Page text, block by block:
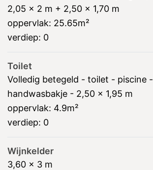
2,05 x 2 m + 2,50 x 1,70 m
oppervlak: 25.65m²
verdiep: 0
Toilet
Volledig betegeld - toilet - piscine -
handwasbakje - 2,50 x 1,95 m
oppervlak: 4.9m²
verdiep: 0
Wijnkelder
3,60 x 3 m